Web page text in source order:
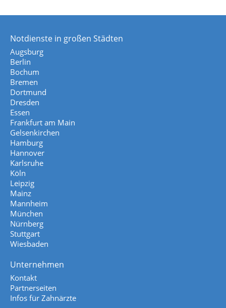
Notdienste in großen Städten
Augsburg
Berlin
Bochum
Bremen
Dortmund
Dresden
Essen
Frankfurt am Main
Gelsenkirchen
Hamburg
Hannover
Karlsruhe
Köln
Leipzig
Mainz
Mannheim
München
Nürnberg
Stuttgart
Wiesbaden
Unternehmen
Kontakt
Partnerseiten
Infos für Zahnärzte